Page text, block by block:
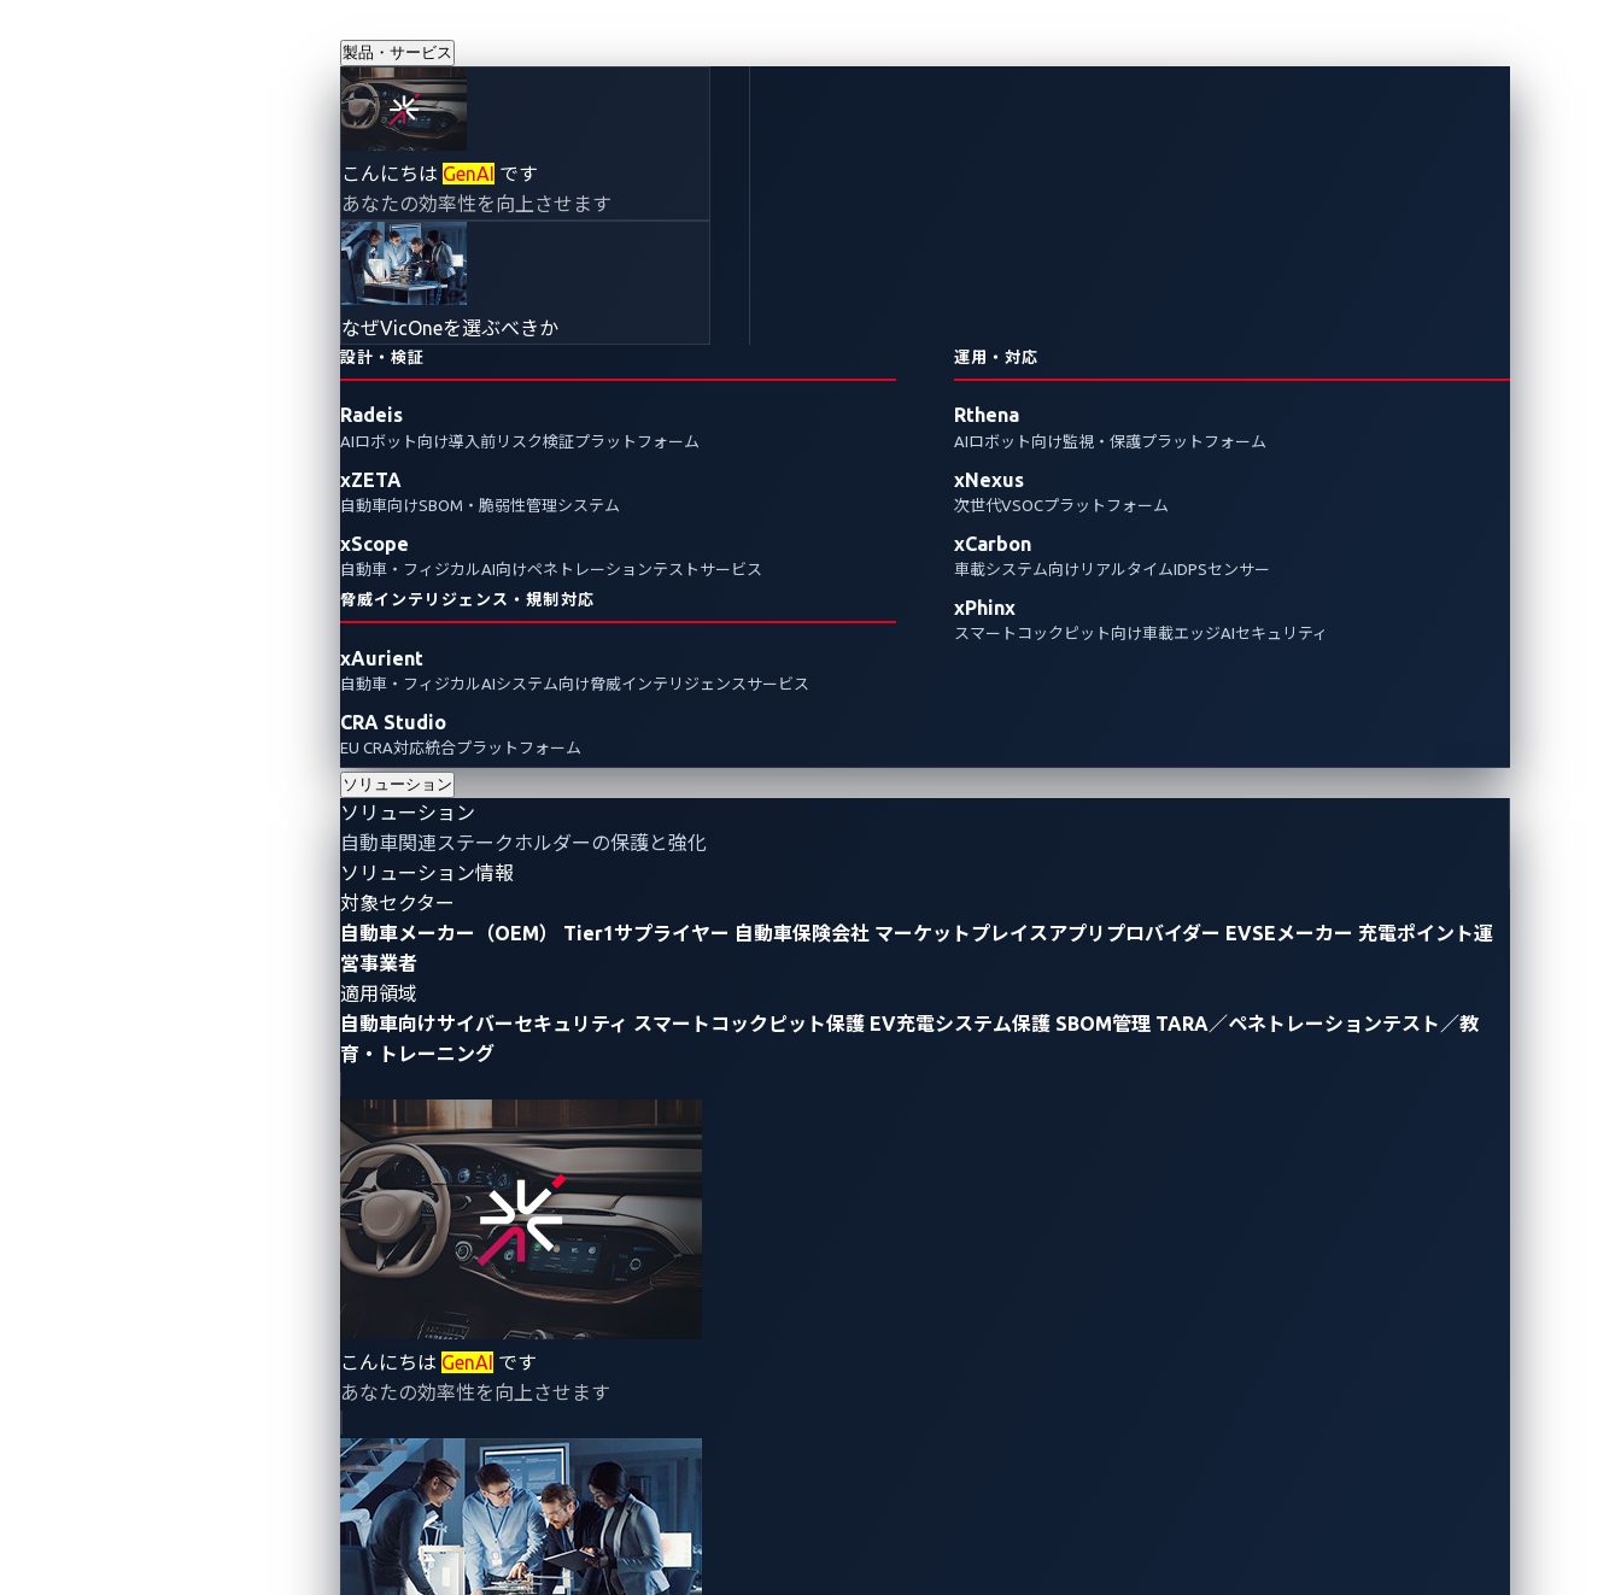
製品・サービス
こんにちは GenAI です
あなたの効率性を向上させます
なぜVicOneを選ぶべきか
設計・検証
Radeis
AIロボット向け導入前リスク検証プラットフォーム
xZETA
自動車向けSBOM・脆弱性管理システム
xScope
自動車・フィジカルAI向けペネトレーションテストサービス
脅威インテリジェンス・規制対応
xAurient
自動車・フィジカルAIシステム向け脅威インテリジェンスサービス
CRA Studio
EU CRA対応統合プラットフォーム
運用・対応
Rthena
AIロボット向け監視・保護プラットフォーム
xNexus
次世代VSOCプラットフォーム
xCarbon
車載システム向けリアルタイムIDPSセンサー
xPhinx
スマートコックピット向け車載エッジAIセキュリティ
ソリューション
ソリューション
自動車関連ステークホルダーの保護と強化
ソリューション情報
対象セクター
自動車メーカー（OEM）
Tier1サプライヤー 自動車保険会社 マーケットプレイスアプリプロバイダー EVSEメーカー 充電ポイント運
営事業者
適用領域
自動車向けサイバーセキュリティ スマートコックピット保護 EV充電システム保護 SBOM管理 TARA／ペネトレーションテスト／教
育・トレーニング
こんにちは GenAI です
あなたの効率性を向上させます
IVIセキュリティの脆弱性：SUBARUの事例から学
ぶコネクテッドカーのリスク
CyberThreat Research Lab
IVIの脆弱性を突いた攻撃事例をSUBARU STARLINKのケースで解説。管理者ポータルの問題を基に、コネクテッドカーの遠隔操
作リスクとライフサイクル全体のセキュリティ対策の重要性を論じます。
Automotive Vulnerabilities
By Jason Yuan (Engineer, Automotive)
セキュリティリサーチャーのサム・カリー氏は、先頃、2024年11月に同僚のリサーチャーであるシュバム・シャー氏とともに発見した、SUBARU
のIVI（車載インフォテインメント）インフラの
す。この脆弱性は、顧客データ、車両制御、および履歴記録へのフルアクセスを提供する管理システムに起因するものでした。これらのシステム
は外部からアクセス可能であるにもかかわらず、充分な認証機能を備えていなかったため、個人情報へのアクセスから車両のリモートロック解除
に至るまで、機密性の高い一連の機能が危険にさらされることになりました。本記事では、この脆弱性の性質、それがどのようにして発生したの
か、またその理由、そしてコネクテッドカーがますます普及する現代においてどのような意味を持つのかを検証します。
IVIのリモート管理機能と、その裏に潜む脆弱性